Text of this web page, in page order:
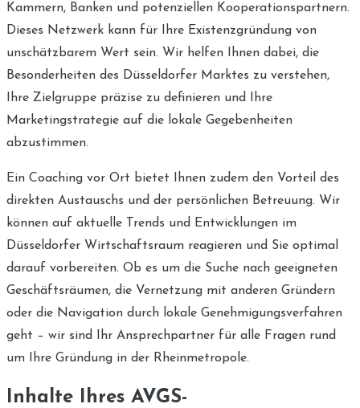
Kammern, Banken und potenziellen Kooperationspartnern.
Dieses Netzwerk kann für Ihre Existenzgründung von
unschätzbarem Wert sein. Wir helfen Ihnen dabei, die
Besonderheiten des Düsseldorfer Marktes zu verstehen,
Ihre Zielgruppe präzise zu definieren und Ihre
Marketingstrategie auf die lokale Gegebenheiten
abzustimmen.
Ein Coaching vor Ort bietet Ihnen zudem den Vorteil des
direkten Austauschs und der persönlichen Betreuung. Wir
können auf aktuelle Trends und Entwicklungen im
Düsseldorfer Wirtschaftsraum reagieren und Sie optimal
darauf vorbereiten. Ob es um die Suche nach geeigneten
Geschäftsräumen, die Vernetzung mit anderen Gründern
oder die Navigation durch lokale Genehmigungsverfahren
geht – wir sind Ihr Ansprechpartner für alle Fragen rund
um Ihre Gründung in der Rheinmetropole.
Inhalte Ihres AVGS-